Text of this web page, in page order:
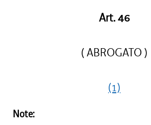
Art. 46
( ABROGATO )
(1)
Note: